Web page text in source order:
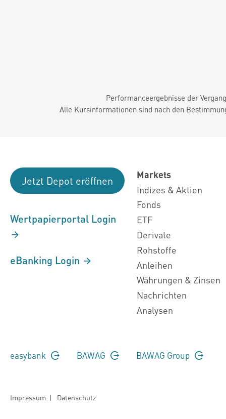
Performanceergebnisse der
Alle Kursinformationen sind nach den
Jetzt Depot eröffnen
Wertpapierportal Login
eBanking Login
Markets
Indizes & Aktien
Fonds
ETF
Derivate
Rohstoffe
Anleihen
Währungen & Zinsen
Nachrichten
Analysen
easybank BAWAG BAWAG Group
Impressum | Datenschutz